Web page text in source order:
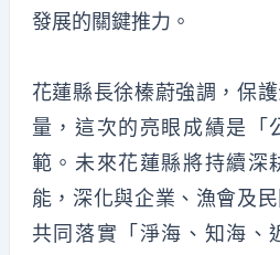
發展的關鍵推力。
花蓮縣長徐榛蔚強調，保
量，這次的亮眼成績是「
範。未來花蓮縣將持續深
能，深化與企業、漁會及
共同落實「淨海、知海、